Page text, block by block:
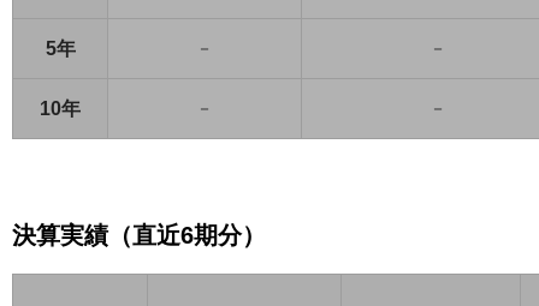
5年 － －
10年 － －
決算実績（直近6期分）